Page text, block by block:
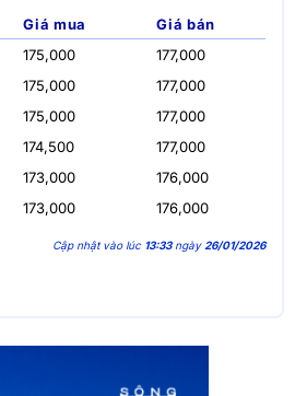
Giá mua
Giá bán
175,000
177,000
175,000
177,000
175,000
177,000
174,500
177,000
173,000
176,000
173,000 176,000
Cập nhật vào lúc 13:33ngày 26/01/2026